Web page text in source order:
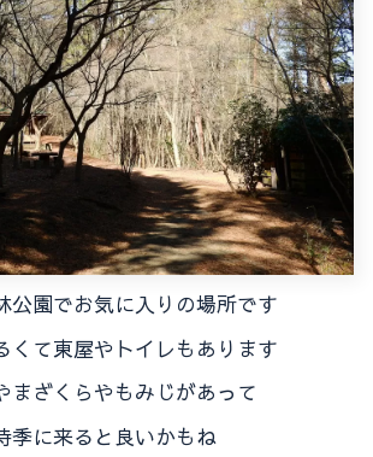
公園でお気に入りの場所です
くて東屋やトイレもあります
まざくらやもみじがあって
季に来ると良いかもね